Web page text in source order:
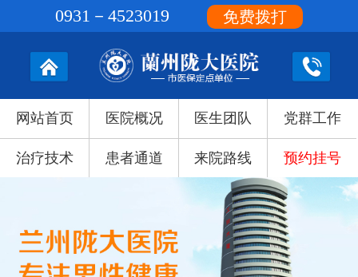
网站首页 医院概况 医生团队 党群工作
治疗技术 患者通道 来院路线 预约挂号
0931－4523019 免费拨打